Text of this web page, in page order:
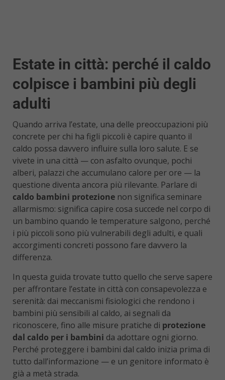
Estate in città: perché il caldo
colpisce i bambini più degli
adulti
Quando arriva l’estate, una delle preoccupazioni più
concrete per chi ha figli piccoli è capire quanto il
caldo possa davvero influire sulla loro salute. E se
vivete in una città — con asfalto ovunque, pochi
alberi, palazzi che accumulano calore per ore — la
questione diventa ancora più rilevante. Parlare di
caldo bambini protezione non significa seminare
allarmismo: significa capire cosa succede nel corpo di
un bambino quando le temperature salgono, perché
i più piccoli sono più vulnerabili degli adulti, e quali
accorgimenti concreti possono fare davvero la
differenza.
In questa guida trovate tutto quello che serve sapere
per affrontare l’estate in città con consapevolezza e
serenità: dai meccanismi fisiologici che rendono i
bambini più sensibili al caldo, ai segnali da
riconoscere, fino alle misure pratiche di protezione
dal caldo per i bambini da adottare ogni giorno.
Perché proteggere i bambini dal caldo inizia prima di
tutto dall’informazione — e un genitore informato è
già a metà strada.